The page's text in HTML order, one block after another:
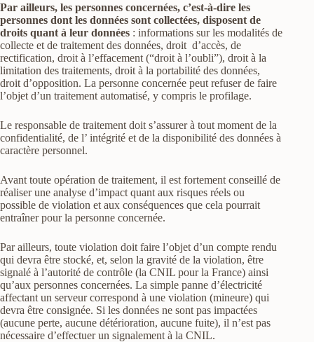
Par ailleurs, les personnes concernées, c’est-à-dire les
personnes dont les données sont collectées, disposent de
droits quant à leur données : informations sur les modalités de
collecte et de traitement des données, droit d’accès, de
rectification, droit à l’effacement (“droit à l’oubli”), droit à la
limitation des traitements, droit à la portabilité des données,
droit d’opposition. La personne concernée peut refuser de faire
l’objet d’un traitement automatisé, y compris le profilage.
Le responsable de traitement doit s’assurer à tout moment de la
confidentialité, de l’ intégrité et de la disponibilité des données à
caractère personnel.
Avant toute opération de traitement, il est fortement conseillé de
réaliser une analyse d’impact quant aux risques réels ou
possible de violation et aux conséquences que cela pourrait
entraîner pour la personne concernée.
Par ailleurs, toute violation doit faire l’objet d’un compte rendu
qui devra être stocké, et, selon la gravité de la violation, être
signalé à l’autorité de contrôle (la CNIL pour la France) ainsi
qu’aux personnes concernées. La simple panne d’électricité
affectant un serveur correspond à une violation (mineure) qui
devra être consignée. Si les données ne sont pas impactées
(aucune perte, aucune détérioration, aucune fuite), il n’est pas
nécessaire d’effectuer un signalement à la CNIL.